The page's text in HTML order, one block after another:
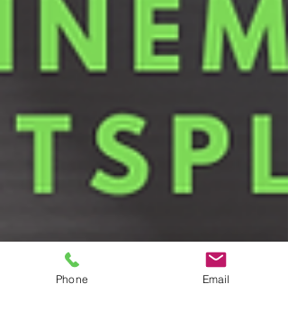
Phone Email